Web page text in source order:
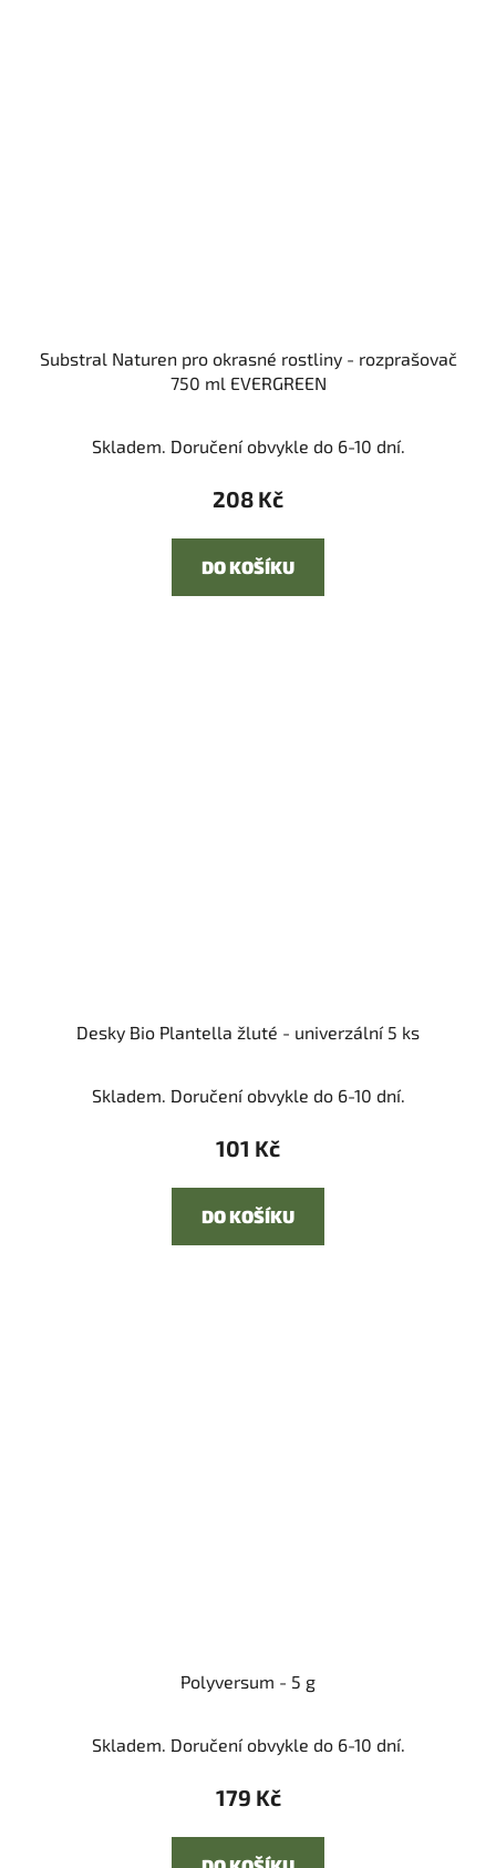
Substral Naturen pro okrasné rostliny - rozprašovač
750 ml EVERGREEN
Skladem. Doručení obvykle do 6-10 dní.
208 Kč
DO KOŠÍKU
Desky Bio Plantella žluté - univerzální 5 ks
Skladem. Doručení obvykle do 6-10 dní.
101 Kč
DO KOŠÍKU
Polyversum - 5 g
Skladem. Doručení obvykle do 6-10 dní.
179 Kč